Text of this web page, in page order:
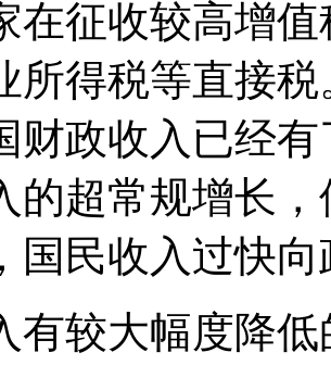
在征收较高增
所得税等直接
财政收入已经
的超常规增长
国民收入过快
有较大幅度降